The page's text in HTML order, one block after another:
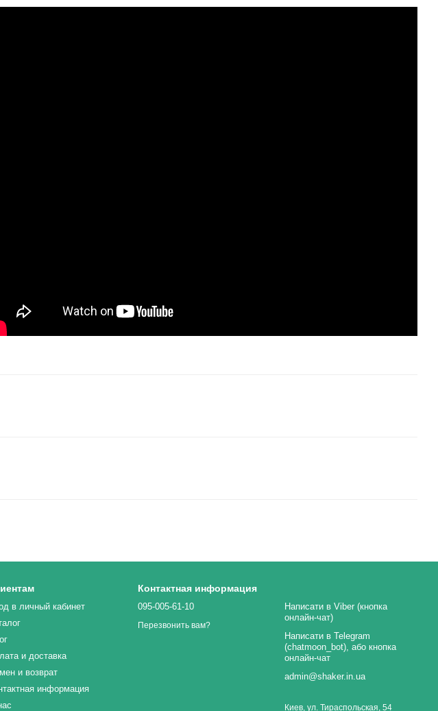
в личный кабинет
и доставка
и возврат
информация
Контактная информация
095-005-61-10
Перезвонить вам?
Написати в Viber (кнопка
онлайн-чат)
Написати в Telegram
(chatmoon_bot), або кнопка
онлайн-чат
admin@shaker.in.ua
Киев, ул. Тираспольская, 54